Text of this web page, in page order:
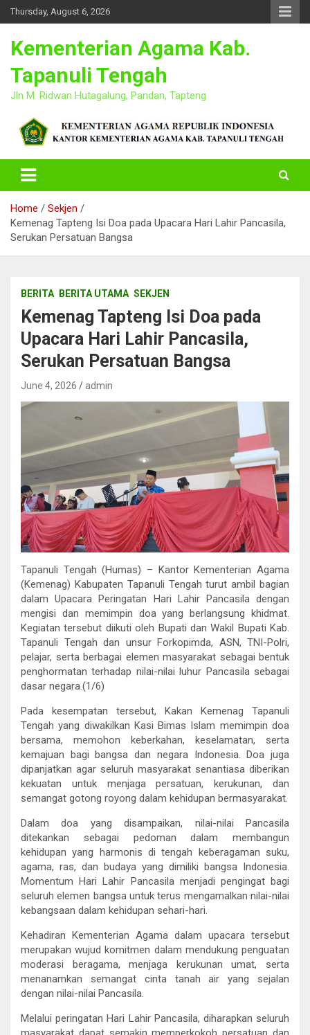
Skip
to
Thursday, August 6, 2026
Kementerian Agama Kab.
Tapanuli Tengah
Jln M. Ridwan Hutagalung, Pandan, Tapteng
Home
Sekjen
Kemenag Tapteng Isi Doa pada Upacara Hari Lahir Pancasila,
Serukan Persatuan Bangsa
BERITA BERITA UTAMA SEKJEN
Kemenag Tapteng Isi Doa pada
Upacara Hari Lahir Pancasila,
Serukan Persatuan Bangsa
June 4, 2026 admin
Tapanuli Tengah (Humas) – Kantor Kementerian Agama
(Kemenag) Kabupaten Tapanuli Tengah turut ambil bagian
dalam Upacara Peringatan Hari Lahir Pancasila dengan
mengisi dan memimpin doa yang berlangsung khidmat.
Kegiatan tersebut diikuti oleh Bupati dan Wakil Bupati Kab.
Tapanuli Tengah dan unsur Forkopimda, ASN, TNI-Polri,
pelajar, serta berbagai elemen masyarakat sebagai bentuk
penghormatan terhadap nilai-nilai luhur Pancasila sebagai
dasar negara.(1/6)
Pada kesempatan tersebut, Kakan Kemenag Tapanuli
Tengah yang diwakilkan Kasi Bimas Islam memimpin doa
bersama, memohon keberkahan, keselamatan, serta
kemajuan bagi bangsa dan negara Indonesia. Doa juga
dipanjatkan agar seluruh masyarakat senantiasa diberikan
kekuatan untuk menjaga persatuan, kerukunan, dan
semangat gotong royong dalam kehidupan bermasyarakat.
Dalam doa yang disampaikan, nilai-nilai Pancasila
ditekankan sebagai pedoman dalam membangun
kehidupan yang harmonis di tengah keberagaman suku,
agama, ras, dan budaya yang dimiliki bangsa Indonesia.
Momentum Hari Lahir Pancasila menjadi pengingat bagi
seluruh elemen bangsa untuk terus mengamalkan nilai-nilai
kebangsaan dalam kehidupan sehari-hari.
Kehadiran Kementerian Agama dalam upacara tersebut
merupakan wujud komitmen dalam mendukung penguatan
moderasi beragama, menjaga kerukunan umat, serta
menanamkan semangat cinta tanah air yang sejalan
dengan nilai-nilai Pancasila.
Melalui peringatan Hari Lahir Pancasila, diharapkan seluruh